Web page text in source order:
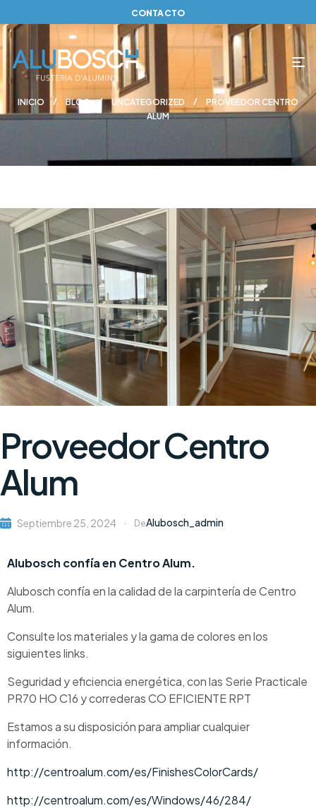
CONTACTO
INICIO BLOG UNCATEGORIZED
PROVEEDOR CENTRO
ALUM
Proveedor Centro
Alum
Septiembre 25, 2024 DeAlubosch_admin
Alubosch confía en Centro Alum.
Alubosch confía en la calidad de la carpintería de Centro
Alum.
Consulte los materiales y la gama de colores en los
siguientes links.
Seguridad y eficiencia energética, con las Serie Practicale
PR70 HO C16 y correderas CO EFICIENTE RPT
Estamos a su disposición para ampliar cualquier
información.
http://centroalum.com/es/FinishesColorCards/
http://centroalum.com/es/Windows/46/284/